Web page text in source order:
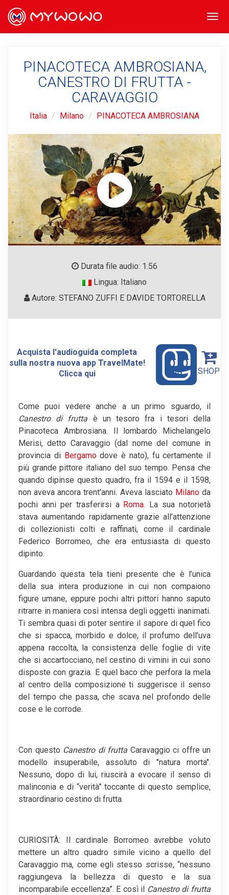
PINACOTECA AMBROSIANA,
CANESTRO DI FRUTTA -
CARAVAGGIO
Italia Milano PINACOTECA AMBROSIANA
Durata file audio: 1.56
Lingua: Italiano
Autore: STEFANO ZUFFI E DAVIDE TORTORELLA
Acquista l'audioguida completa
sulla nostra nuova app TravelMate!
Clicca qui
SHOP
Come puoi vedere anche a un primo sguardo, il
Canestro di frutta è un tesoro fra i tesori della
Pinacoteca Ambrosiana. Il lombardo Michelangelo
Merisi, detto Caravaggio (dal nome del comune in
provincia di Bergamodove è nato), fu certamente il
più grande pittore italiano del suo tempo. Pensa che
quando dipinse questo quadro, fra il 1594 e il 1598,
non aveva ancora trent'anni. Aveva lasciato Milanoda
pochi anni per trasferirsi a Roma. La sua notorietà
stava aumentando rapidamente grazie all’attenzione
di collezionisti colti e raffinati, come il cardinale
Federico Borromeo, che era entusiasta di questo
dipinto.
Guardando questa tela tieni presente che è l’unica
della sua intera produzione in cui non compaiono
figure umane, eppure pochi altri pittori hanno saputo
ritrarre in maniera così intensa degli oggetti inanimati.
Ti sembra quasi di poter sentire il sapore di quel fico
che si spacca, morbido e dolce, il profumo dell’uva
appena raccolta, la consistenza delle foglie di vite
che si accartocciano, nel cestino di vimini in cui sono
disposte con grazia. E quel baco che perfora la mela
al centro della composizione ti suggerisce il senso
del tempo che passa, che scava nel profondo delle
cose e le corrode.
Con questo Canestro di frutta Caravaggio ci offre un
modello insuperabile, assoluto di "natura morta".
Nessuno, dopo di lui, riuscirà a evocare il senso di
malinconia e di “verità” toccante di questo semplice,
straordinario cestino di frutta.
CURIOSITÀ: Il cardinale Borromeo avrebbe voluto
mettere un altro quadro simile vicino a quello del
Caravaggio ma, come egli stesso scrisse, “nessuno
raggiungeva la bellezza di questo e la sua
incomparabile eccellenza”. E così il Canestro di frutta